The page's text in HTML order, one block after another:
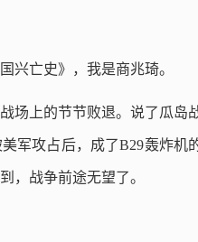
兴亡史》，我是商兆琦。
场上的节节败退。说了瓜
军攻占后，成了B29轰炸
，战争前途无望了。